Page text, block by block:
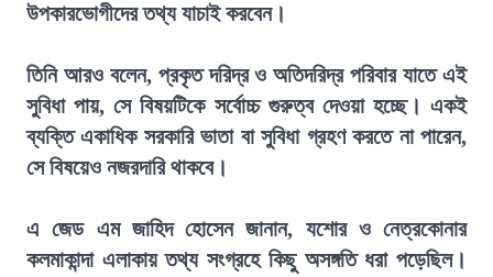
উপকারভোগীদের তথ্য যাচাই করবেন।
তিনি আরও বলেন, প্রকৃত দরিদ্র ও অতিদরিদ্র পরিবার যাতে এই
সুবিধা পায়, সে বিষয়টিকে সর্বোচ্চ গুরুত্ব দেওয়া হচ্ছে। একই
ব্যক্তি একাধিক সরকারি ভাতা বা সুবিধা গ্রহণ করতে না পারেন,
সে বিষয়েও নজরদারি থাকবে।
এ জেড এম জাহিদ হোসেন জানান, যশোর ও নেত্রকোনার
কলমাকান্দা এলাকায় তথ্য সংগ্রহে কিছু অসঙ্গতি ধরা পড়েছিল।